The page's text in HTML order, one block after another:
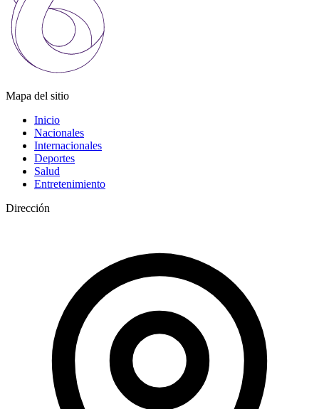
Mapa del sitio
Inicio
Nacionales
Internacionales
Deportes
Salud
Entretenimiento
Dirección